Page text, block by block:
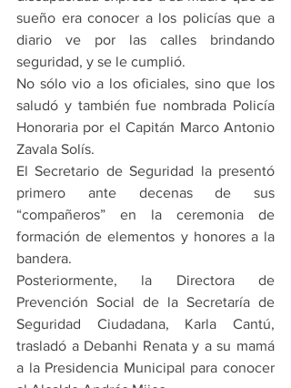
sueño era conocer a los policías que a
diario ve por las calles brindando
seguridad, y se le cumplió.
No sólo vio a los oficiales, sino que los
saludó y también fue nombrada Policía
Honoraria por el Capitán Marco Antonio
Zavala Solís.
El Secretario de Seguridad la presentó
primero ante decenas de sus
“compañeros” en la ceremonia de
formación de elementos y honores a la
bandera.
Posteriormente, la Directora de
Prevención Social de la Secretaría de
Seguridad Ciudadana, Karla Cantú,
trasladó a Debanhi Renata y a su mamá
a la Presidencia Municipal para conocer